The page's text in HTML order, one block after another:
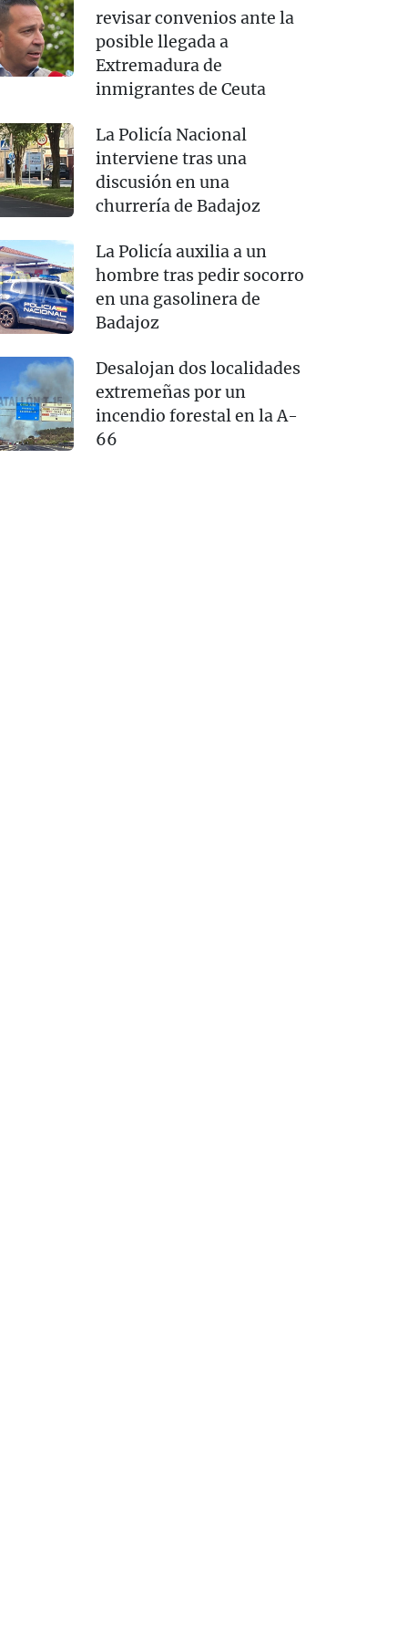
revisar convenios ante la
posible llegada a
Extremadura de
inmigrantes de Ceuta
La Policía Nacional
interviene tras una
discusión en una
churrería de Badajoz
La Policía auxilia a un
hombre tras pedir socorro
en una gasolinera de
Badajoz
Desalojan dos localidades
extremeñas por un
incendio forestal en la A-
66